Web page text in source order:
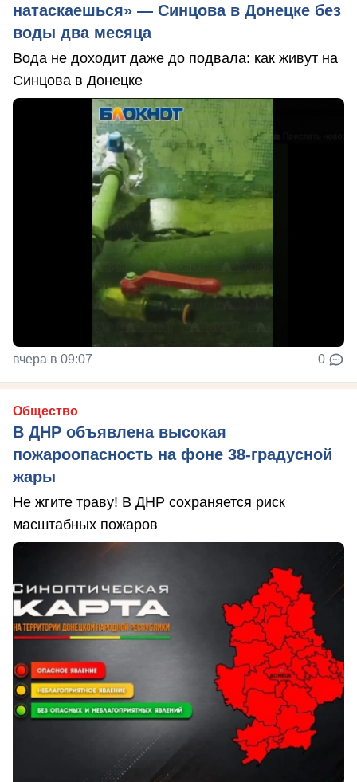
натаскаешься» — Синцова в Донецке без
воды два месяца
Вода не доходит даже до подвала: как живут на
Синцова в Донецке
вчера в 09:07 0
Общество
В ДНР объявлена высокая
пожароопасность на фоне 38-градусной
жары
Не жгите траву! В ДНР сохраняется риск
масштабных пожаров